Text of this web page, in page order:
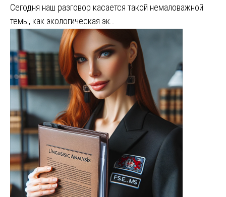
Сегодня наш разговор касается такой немаловажной
темы, как экологическая эк…